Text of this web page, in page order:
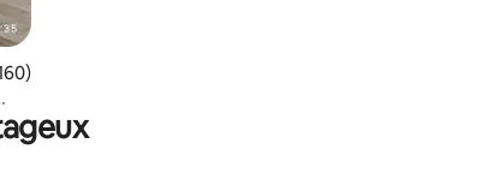
moyenne sur la base de 160 commentaires : 4,98 sur 5